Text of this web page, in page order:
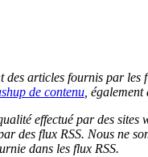
articles fournis par
de contenu, également
effectué par des
des flux RSS. Nous ne
dans les flux RSS.